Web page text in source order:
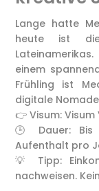
Lange hatte
heute ist
einem
Frühling ist
digitale
👉 Visum:
🕒 Dauer: Bis
Aufenthalt pro
💡 Tipp:
nachweisen.